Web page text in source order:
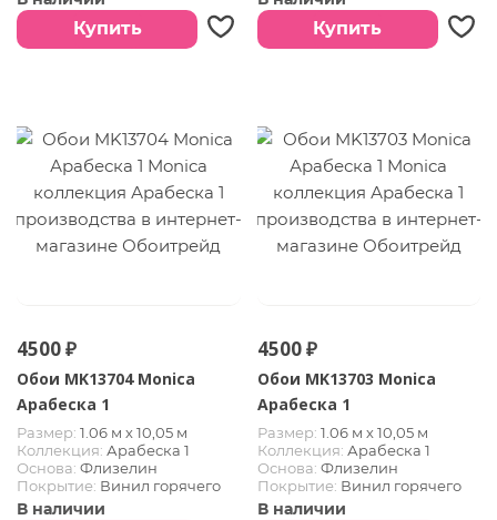
Купить Купить
4500 ₽
Обои MK13704 Monica
Арабеска 1
Размер: 1.06 м х 10,05 м
Коллекция: Арабеска 1
Основа: Флизелин
Покрытие: Винил горячего
тиснения
В наличии
4500 ₽
Обои MK13703 Monica
Арабеска 1
Размер: 1.06 м х 10,05 м
Коллекция: Арабеска 1
Основа: Флизелин
Покрытие: Винил горячего
тиснения
В наличии